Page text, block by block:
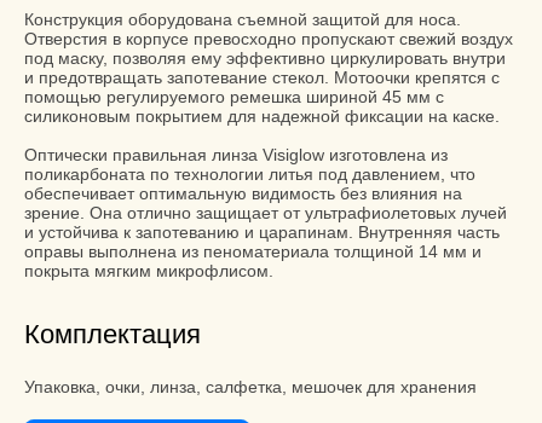
Конструкция оборудована съемной защитой для носа.
Отверстия в корпусе превосходно пропускают свежий воздух
под маску, позволяя ему эффективно циркулировать внутри
и предотвращать запотевание стекол. Мотоочки крепятся с
помощью регулируемого ремешка шириной 45 мм с
силиконовым покрытием для надежной фиксации на каске.
Оптически правильная линза Visiglow изготовлена из
поликарбоната по технологии литья под давлением, что
обеспечивает оптимальную видимость без влияния на
зрение. Она отлично защищает от ультрафиолетовых лучей
и устойчива к запотеванию и царапинам. Внутренняя часть
оправы выполнена из пеноматериала толщиной 14 мм и
покрыта мягким микрофлисом.
Комплектация
Упаковка, очки, линза, салфетка, мешочек для хранения